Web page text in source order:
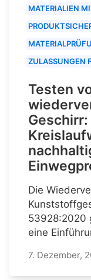
MATERIALIEN
ZULASSUNGEN
Testen
Die
53928:2020
eine
7. Dezember,